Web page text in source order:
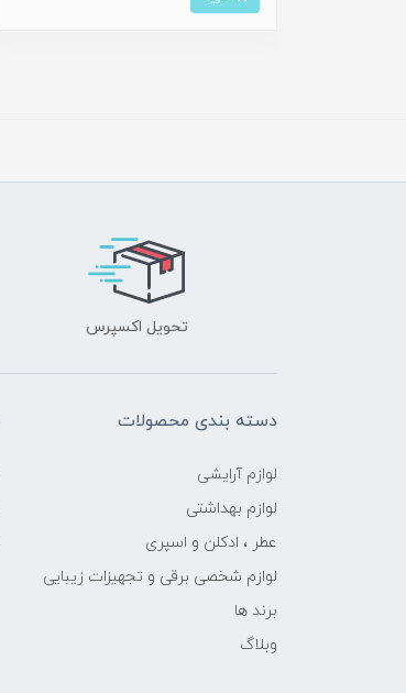
تحویل اکسپرس
دسته بندی محصولات
لوازم آرایشی
لوازم بهداشتی
عطر ، ادکلن و اسپری
لوازم شخصی برقی و تجهیزات زیبایی
برند ها
وبلاگ